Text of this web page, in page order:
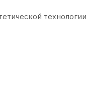
Рекомендуется